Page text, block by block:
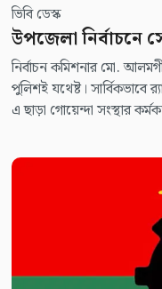
ভিবি ডেস্ক
উপজেলা নির্বাচনে
নির্বাচন কমিশনার মো.
পুলিশই যথেষ্ট। সার্বিকভাবে
এ ছাড়া গোয়েন্দা সংস্থার